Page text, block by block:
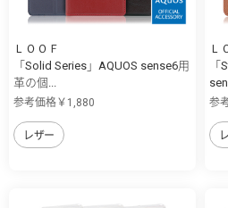
ＬＯＯＦ
「Solid Series」AQUOS sense6用
革の個...
参考価格￥1,880
レザー
Ｌ
参